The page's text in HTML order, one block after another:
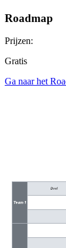
Roadmap
Prijzen:
Gratis
Ga naar het